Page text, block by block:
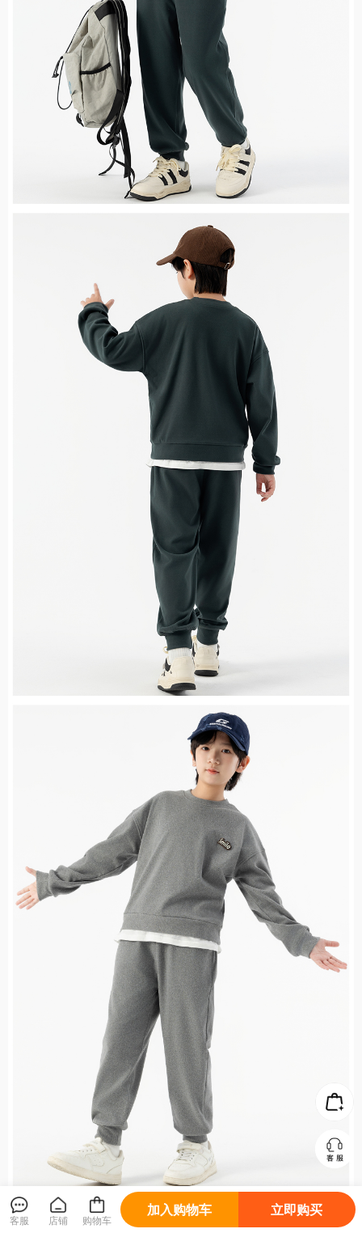
客服 店铺 购物车
加入购物车 立即购买